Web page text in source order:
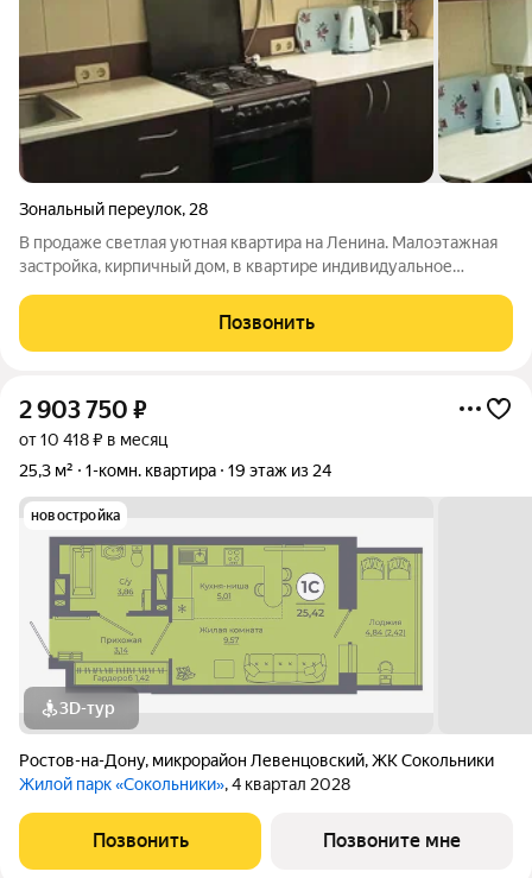
Зональный переулок, 28
В продаже светлая уютная квартира на Ленина. Малоэтажная
застройка, кирпичный дом, в квартире индивидуальное
коммунальные платежи. Остекленный балкон. Возможно
приобретение с мебелью и бытовой
Позвонить
2 903 750 ₽
от 10 418 ₽ в месяц
25,3 м²
1-комн. квартира 19 этаж из 24
новостройка
3D-тур
Ростов-на-Дону, микрорайон Левенцовский,ЖК Сокольники
Жилой парк «Сокольники», 4 квартал 2028
Позвонить Позвоните мне